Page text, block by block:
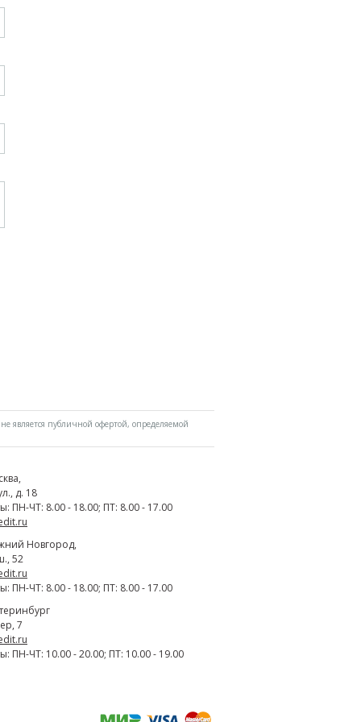
является публичной офертой, определяемой
,
д. 18
ПН-ЧТ: 8.00 - 18.00; ПТ: 8.00 - 17.00
Новгород,
52
ПН-ЧТ: 8.00 - 18.00; ПТ: 8.00 - 17.00
7
ПН-ЧТ: 10.00 - 20.00; ПТ: 10.00 - 19.00